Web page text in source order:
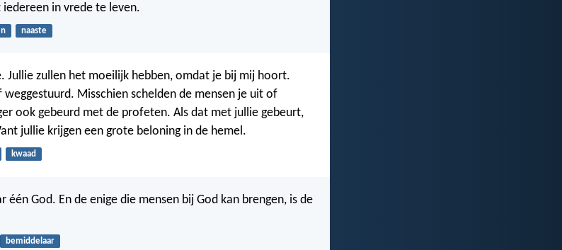
in vrede te leven.
naaste
Jullie zullen het moeilijk hebben, omdat je bij mij hoort.
Misschien schelden de mensen je uit of
ook gebeurd met de profeten. Als dat met jullie gebeurt,
jullie krijgen een grote beloning in de hemel.
kwaad
één God. En de enige die mensen bij God kan brengen, is de
bemiddelaar